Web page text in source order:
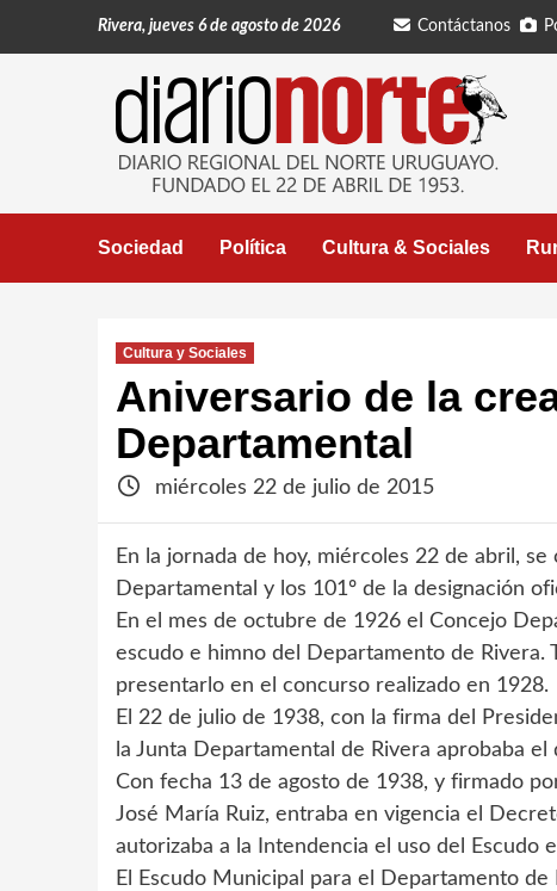
Rivera, jueves 6 de agosto de 2026 Contáctanos
Sociedad Política Cultura & Sociales
Cultura y Sociales
Aniversario de la
Departamental
miércoles 22 de julio de 2015
En la jornada de hoy, miércoles 22 de abril,
Departamental y los 101º de la designación
En el mes de octubre de 1926 el Concejo
escudo e himno del Departamento de Rivera.
presentarlo en el concurso realizado en 1928.
El 22 de julio de 1938, con la firma del
la Junta Departamental de Rivera aprobaba
Con fecha 13 de agosto de 1938, y firmado
José María Ruiz, entraba en vigencia el
autorizaba a la Intendencia el uso del Escudo
El Escudo Municipal para el Departamento